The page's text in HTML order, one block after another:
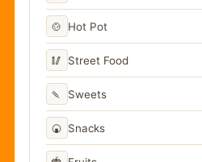
🍲 Hot Pot
🥢 Street Food
🍡 Sweets
🍘 Snacks